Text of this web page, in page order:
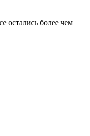
остались более чем